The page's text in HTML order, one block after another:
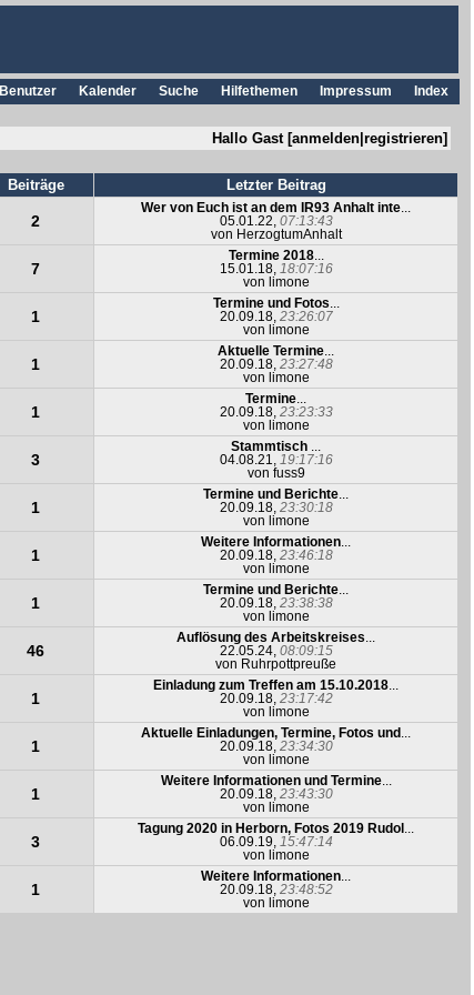
Index
Impressum
Hilfethemen
Suche
Kalender
Benutzer
Hallo Gast [anmelden |registrieren]
Beiträge Letzter Beitrag
2
Wer von Euch ist an dem IR93 Anhalt inte
05.01.22, 07:13:43
von HerzogtumAnhalt
7
Termine 2018...
15.01.18,
18:07:16
von limone
1
Termine und Fotos
20.09.18, 23:26:07
von limone
1
Aktuelle Termine
20.09.18, 23:27:48
von limone
1
Termine
20.09.18, 23:23:33
von limone
3
Stammtisch
04.08.21,
19:17:16
von fuss9
1
Termine und Berichte
20.09.18, 23:30:18
von limone
1
Weitere Informationen
20.09.18, 23:46:18
von limone
1
Termine und Berichte
20.09.18, 23:38:38
von limone
46
Auflösung des Arbeitskreises
22.05.24, 08:09:15
von Ruhrpottpreuße
1
Einladung zum Treffen am 15.10.2018
20.09.18, 23:17:42
von limone
1
Aktuelle Einladungen, Termine, Fotos und
20.09.18, 23:34:30
von limone
1
Weitere Informationen und Termine...
20.09.18, 23:43:30
von limone
3
Tagung 2020 in Herborn, Fotos 2019 Rudol
06.09.19,
15:47:14
von limone
1
Weitere Informationen
20.09.18, 23:48:52
von limone